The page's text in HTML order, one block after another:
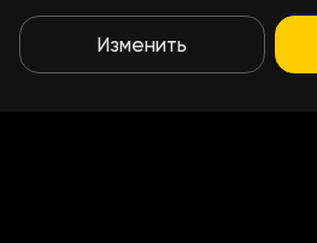
Изменить